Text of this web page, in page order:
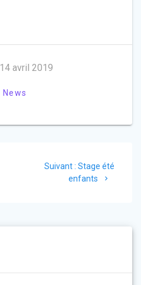
14 avril 2019
News
Suivant : Article
suivant
Stage été
enfants